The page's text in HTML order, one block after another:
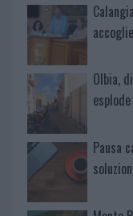
Olbia,
Pausa